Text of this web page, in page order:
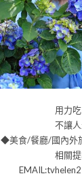
用力
不讓
◆美食/餐廳/國內外
相關